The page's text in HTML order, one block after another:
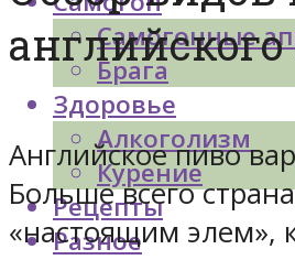
Самогонные
Брага
Здоровье
Алкоголизм
Курение
Рецепты
Разное
Английское пиво
Больше всего
«настоящим элем»,